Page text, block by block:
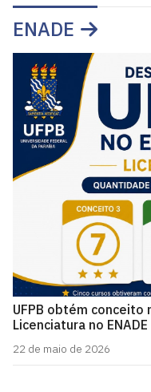
ENADE
UFPB obtém conceito
Licenciatura no
22 de maio de 2026